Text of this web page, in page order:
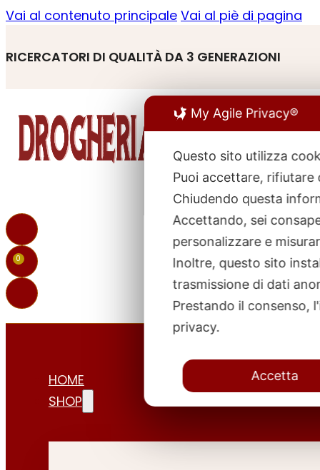
Vai al contenuto principale Vai al piè di pagina
RICERCATORI DI QUALITÀ DA 3 GENERAZIONI
0
HOME
SHOP
My Agile Privacy®
Questo sito utilizza
Puoi accettare, rifiutare
Chiudendo questa
Accettando, sei
personalizzare e
Inoltre, questo sito
trasmissione di dati
Prestando il consenso,
privacy.
Accetta